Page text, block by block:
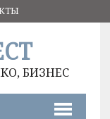
БИЗНЕС